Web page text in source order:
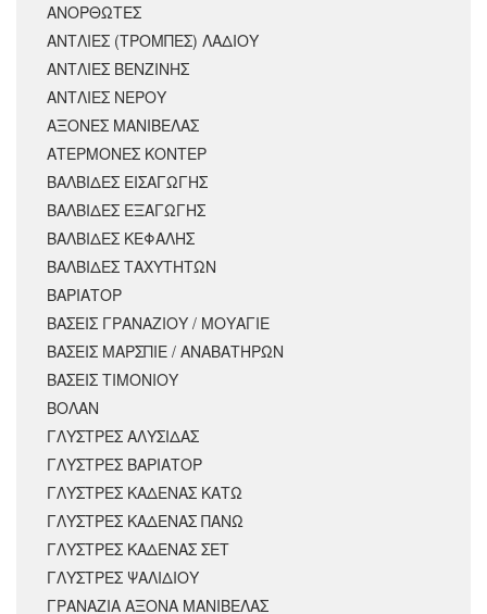
ΑΝΟΡΘΩΤΕΣ
ΑΝΤΛΙΕΣ (ΤΡΟΜΠΕΣ) ΛΑΔΙΟΥ
ΑΝΤΛΙΕΣ ΒΕΝΖΙΝΗΣ
ΑΝΤΛΙΕΣ ΝΕΡΟΥ
ΑΞΟΝΕΣ ΜΑΝΙΒΕΛΑΣ
ΑΤΕΡΜΟΝΕΣ ΚΟΝΤΕΡ
ΒΑΛΒΙΔΕΣ ΕΙΣΑΓΩΓΗΣ
ΒΑΛΒΙΔΕΣ ΕΞΑΓΩΓΗΣ
ΒΑΛΒΙΔΕΣ ΚΕΦΑΛΗΣ
ΒΑΛΒΙΔΕΣ ΤΑΧΥΤΗΤΩΝ
ΒΑΡΙΑΤΟΡ
ΒΑΣΕΙΣ ΓΡΑΝΑΖΙΟΥ / ΜΟΥΑΓΙΕ
ΒΑΣΕΙΣ ΜΑΡΣΠΙΕ / ΑΝΑΒΑΤΗΡΩΝ
ΒΑΣΕΙΣ ΤΙΜΟΝΙΟΥ
ΒΟΛΑΝ
ΓΛΥΣΤΡΕΣ ΑΛΥΣΙΔΑΣ
ΓΛΥΣΤΡΕΣ ΒΑΡΙΑΤΟΡ
ΓΛΥΣΤΡΕΣ ΚΑΔΕΝΑΣ ΚΑΤΩ
ΓΛΥΣΤΡΕΣ ΚΑΔΕΝΑΣ ΠΑΝΩ
ΓΛΥΣΤΡΕΣ ΚΑΔΕΝΑΣ ΣΕΤ
ΓΛΥΣΤΡΕΣ ΨΑΛΙΔΙΟΥ
ΓΡΑΝΑΖΙΑ ΑΞΟΝΑ ΜΑΝΙΒΕΛΑΣ